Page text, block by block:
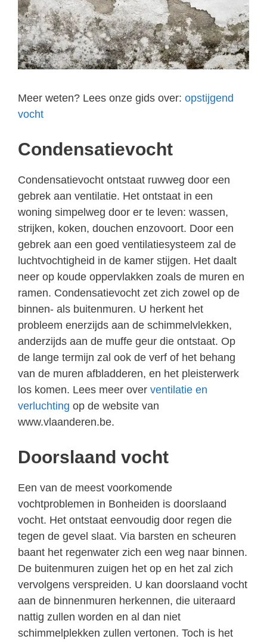
Meer weten? Lees onze gids over: opstijgend
vocht
Condensatievocht
Condensatievocht ontstaat ruwweg door een
gebrek aan ventilatie. Het ontstaat in een
woning simpelweg door er te leven: wassen,
strijken, koken, douchen enzovoort. Door een
gebrek aan een goed ventilatiesysteem zal de
luchtvochtigheid in de kamer stijgen. Het daalt
neer op koude oppervlakken zoals de muren en
ramen. Condensatievocht zet zich zowel op de
binnen- als buitenmuren. U herkent het
probleem enerzijds aan de schimmelvlekken,
anderzijds aan de muffe geur die ontstaat. Op
de lange termijn zal ook de verf of het behang
van de muren afbladderen, en het pleisterwerk
los komen. Lees meer over ventilatie en
verluchting op de website van
www.vlaanderen.be.
Doorslaand vocht
Een van de meest voorkomende
vochtproblemen in Bonheiden is doorslaand
vocht. Het ontstaat eenvoudig door regen die
tegen de gevel slaat. Via barsten en scheuren
baant het regenwater zich een weg naar binnen.
De buitenmuren zuigen het op en het zal zich
vervolgens verspreiden. U kan doorslaand vocht
aan de binnenmuren herkennen, die uiteraard
nattig zullen worden en al dan niet
schimmelplekken zullen vertonen. Toch is het